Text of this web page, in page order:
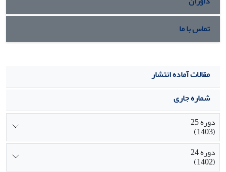
تماس با ما
مقالات آماده انتشار
شماره جاری
دوره 25
(1403)
دوره 24
(1402)